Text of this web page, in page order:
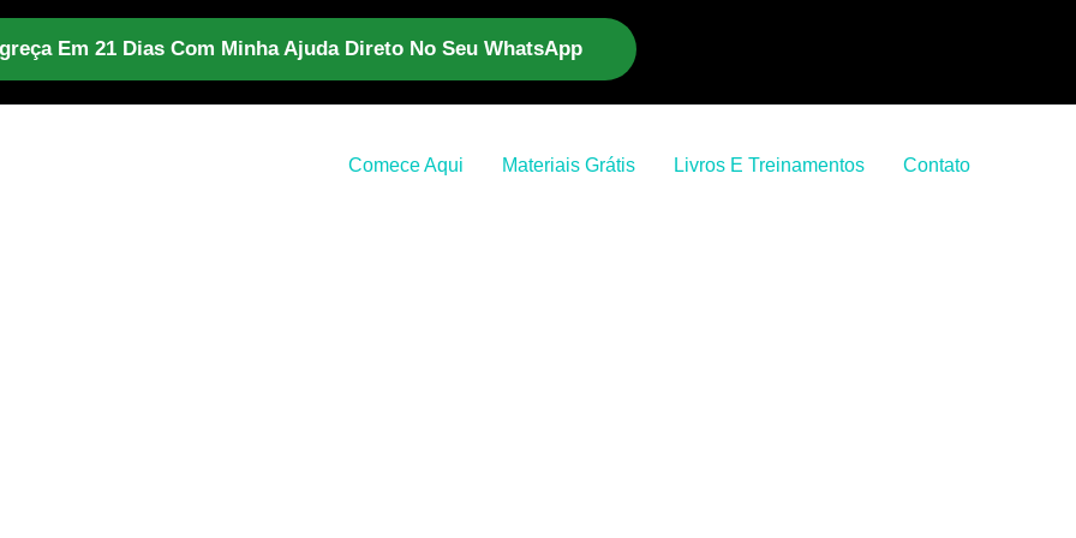
Em 21 Dias Com Minha Ajuda Direto No Seu WhatsApp
Comece Aqui Materiais Grátis Livros E Treinamentos Contato